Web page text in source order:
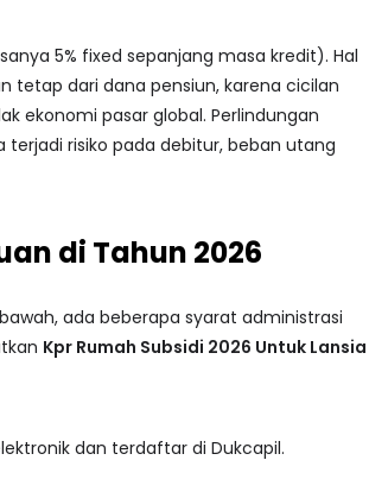
5% fixed sepanjang masa kredit). Hal
tetap dari dana pensiun, karena cicilan
ekonomi pasar global. Perlindungan
terjadi risiko pada debitur, beban utang
di Tahun 2026
ada beberapa syarat administrasi
Kpr Rumah Subsidi 2026 Untuk Lansia
dan terdaftar di Dukcapil.